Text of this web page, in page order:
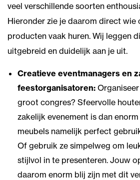
veel verschillende soorten
Hieronder zie je daarom direct wie
producten vaak huren. Wij leggen
uitgebreid en duidelijk aan je uit.
Creatieve eventmanagers en
feestorganisatoren:
groot congres? Sfeervolle
zakelijk evenement is dan
meubels namelijk perfect
Of gebruik ze simpelweg om
stijlvol in te presenteren. Jouw
daarom enorm blij zijn met dit